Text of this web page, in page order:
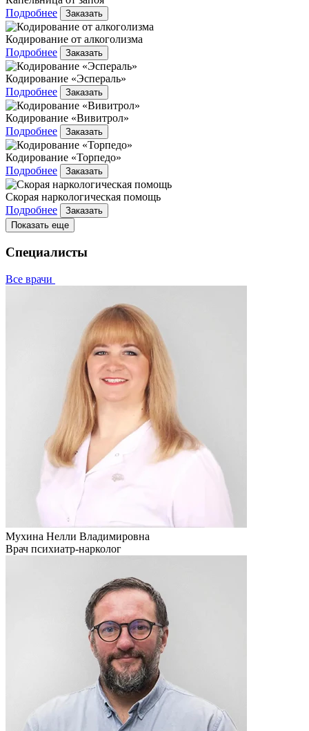
Подробнее
Заказать
Кодирование от алкоголизма
Подробнее
Заказать
Кодирование «Эспераль»
Подробнее
Заказать
Кодирование «Вивитрол»
Подробнее
Заказать
Кодирование «Торпедо»
Подробнее
Заказать
Скорая наркологическая помощь
Подробнее
Заказать
Показать еще
Специалисты
Все врачи
Мухина Нелли Владимировна
Врач психиатр-нарколог